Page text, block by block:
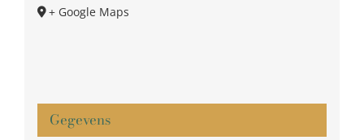
+ Google Maps
Gegevens